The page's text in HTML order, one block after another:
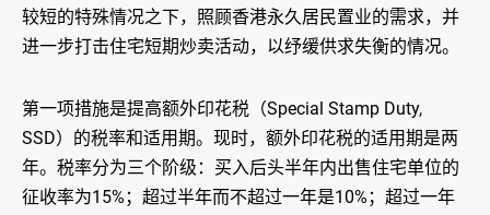
较短的特殊情况之下，照顾香港永久居民置业的需求，并
进一步打击住宅短期炒卖活动，以纾缓供求失衡的情况。
第一项措施是提高额外印花税（Special Stamp Duty,
SSD）的税率和适用期。现时，额外印花税的适用期是两
年。税率分为三个阶级：买入后头半年内出售住宅单位的
征收率为15%；超过半年而不超过一年是10%；超过一年